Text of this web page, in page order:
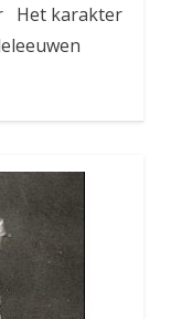
Het karakter